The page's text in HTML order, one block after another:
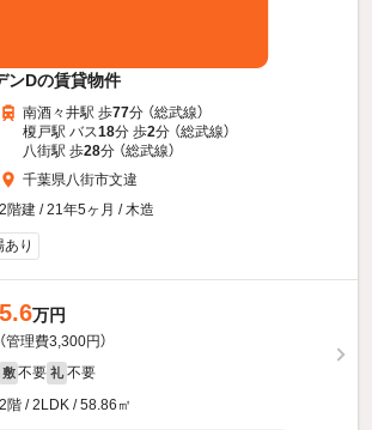
ンDの賃貸物件
南酒々井駅 歩77分 （総武線）
榎戸駅 バス18分 歩2分 （総武線）
八街駅 歩28分 （総武線）
千葉県八街市文違
2階建 / 21年5ヶ月 / 木造
り
5.6万円
（管理費3,300円）
敷 不要 礼 不要
2階 / 2LDK / 58.86㎡